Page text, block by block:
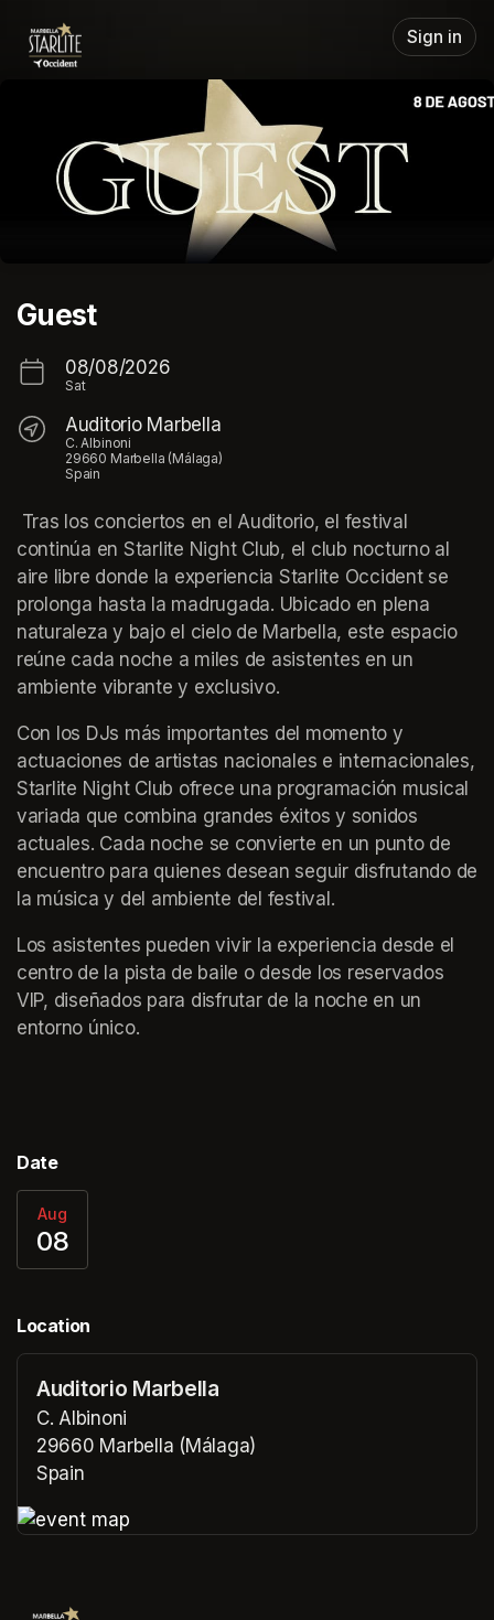
Sign in
Guest
08/08/2026
Sat
Auditorio Marbella
C. Albinoni
29660 Marbella (Málaga)
Spain
continúa en Starlite Night Club, el club nocturno al
aire libre donde la experiencia Starlite Occident se
prolonga hasta la madrugada. Ubicado en plena
naturaleza y bajo el cielo de Marbella, este espacio
reúne cada noche a miles de asistentes en un
ambiente vibrante y exclusivo.
Con los DJs más importantes del momento y
actuaciones de artistas nacionales e internacionales,
Starlite Night Club ofrece una programación musical
variada que combina grandes éxitos y sonidos
actuales. Cada noche se convierte en un punto de
encuentro para quienes desean seguir disfrutando de
la música y del ambiente del festival.
Los asistentes pueden vivir la experiencia desde el
centro de la pista de baile o desde los reservados
VIP, diseñados para disfrutar de la noche en un
entorno único.
Date
Aug
08
Location
Auditorio Marbella
C. Albinoni
29660 Marbella (Málaga)
Spain